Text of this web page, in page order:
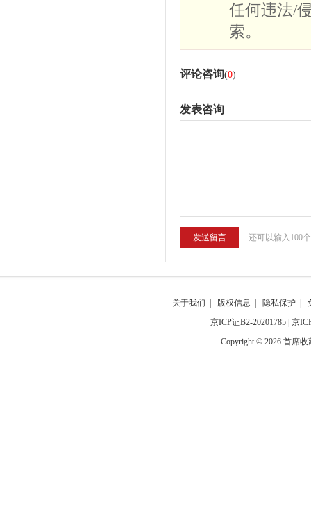
任何违法/
索。
评论咨询(0)
发表咨询
还可以输入100
关于我们 版权信息 隐私保护
京ICP证B2-20201785 京
Copyright © 2026 首席收